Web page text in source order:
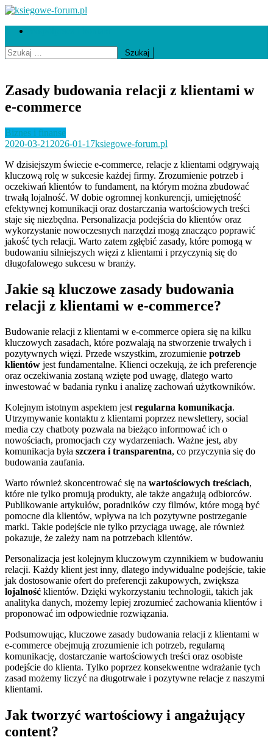
Skip
content
ksiegowe-forum.pl
Szukaj:
Zasady budowania relacji z klientami w
e-commerce
Biznes i finanse
2020-03-21 2026-01-17ksiegowe-forum.pl
W dzisiejszym świecie e-commerce, relacje z klientami odgrywają
kluczową rolę w sukcesie każdej firmy. Zrozumienie potrzeb i
oczekiwań klientów to fundament, na którym można zbudować
trwałą lojalność. W dobie ogromnej konkurencji, umiejętność
efektywnej komunikacji oraz dostarczania wartościowych treści
staje się niezbędna. Personalizacja podejścia do klientów oraz
wykorzystanie nowoczesnych narzędzi mogą znacząco poprawić
jakość tych relacji. Warto zatem zgłębić zasady, które pomogą w
budowaniu silniejszych więzi z klientami i przyczynią się do
długofalowego sukcesu w branży.
Jakie są kluczowe zasady budowania
relacji z klientami w e-commerce?
Budowanie relacji z klientami w e-commerce opiera się na kilku
kluczowych zasadach, które pozwalają na stworzenie trwałych i
pozytywnych więzi. Przede wszystkim, zrozumienie potrzeb
klientów jest fundamentalne. Klienci oczekują, że ich preferencje
oraz oczekiwania zostaną wzięte pod uwagę, dlatego warto
inwestować w badania rynku i analizę zachowań użytkowników.
Kolejnym istotnym aspektem jest regularna komunikacja.
Utrzymywanie kontaktu z klientami poprzez newslettery, social
media czy chatboty pozwala na bieżąco informować ich o
nowościach, promocjach czy wydarzeniach. Ważne jest, aby
komunikacja była szczera i transparentna, co przyczynia się do
budowania zaufania.
Warto również skoncentrować się na wartościowych treściach,
które nie tylko promują produkty, ale także angażują odbiorców.
Publikowanie artykułów, poradników czy filmów, które mogą być
pomocne dla klientów, wpływa na ich pozytywne postrzeganie
marki. Takie podejście nie tylko przyciąga uwagę, ale również
pokazuje, że zależy nam na potrzebach klientów.
Personalizacja jest kolejnym kluczowym czynnikiem w budowaniu
relacji. Każdy klient jest inny, dlatego indywidualne podejście, takie
jak dostosowanie ofert do preferencji zakupowych, zwiększa
lojalność klientów. Dzięki wykorzystaniu technologii, takich jak
analityka danych, możemy lepiej zrozumieć zachowania klientów i
proponować im odpowiednie rozwiązania.
Podsumowując, kluczowe zasady budowania relacji z klientami w
e-commerce obejmują zrozumienie ich potrzeb, regularną
komunikację, dostarczanie wartościowych treści oraz osobiste
podejście do klienta. Tylko poprzez konsekwentne wdrażanie tych
zasad możemy liczyć na długotrwałe i pozytywne relacje z naszymi
klientami.
Jak tworzyć wartościowy i angażujący
content?